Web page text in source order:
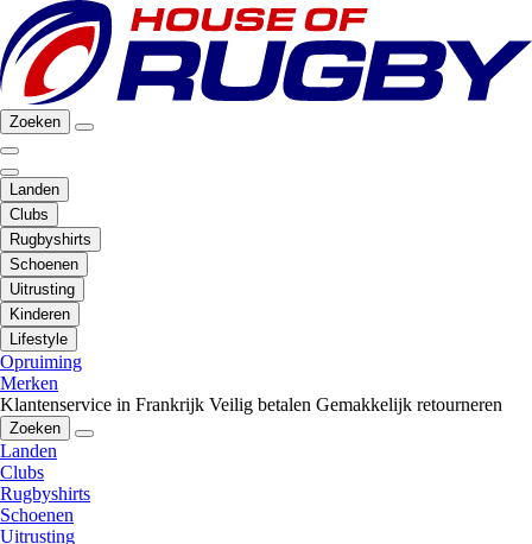
Zoeken
Landen
Clubs
Rugbyshirts
Schoenen
Uitrusting
Kinderen
Lifestyle
Opruiming
Merken
Klantenservice in Frankrijk Veilig betalen Gemakkelijk retourneren
Zoeken
Landen
Clubs
Rugbyshirts
Schoenen
Uitrusting